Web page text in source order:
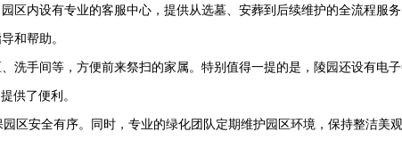
区内设有专业的客服中心，提供从选墓、安葬到后续维护的全流程服
和帮助。
洗手间等，方便前来祭扫的家属。特别值得一提的是，陵园还设有电子
供了便利。
区安全有序。同时，专业的绿化团队定期维护园区环境，保持整洁美观